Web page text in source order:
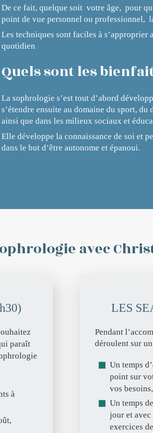
De ce fait, quelque soit votre âge, pour
point de vue personnel ou professionnel,
Les techniques sont faciles à
quotidien
Quels sont les
La sophrologie s’est tout d’abord
s’étendre ensuite au domaine du sport,
ainsi que dans les milieux sociaux et
Elle développe la connaissance de soi et
dans le but d’être autonome et épanoui.
avec
paraît
à
LES
Pendant
déroulent sur
Un temps
point sur
vos
Un temps
jour et avec
exercices